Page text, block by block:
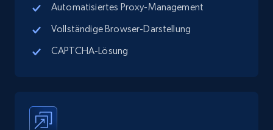
Automatisiertes Proxy-Management
Vollständige Browser-Darstellung
CAPTCHA-Lösung